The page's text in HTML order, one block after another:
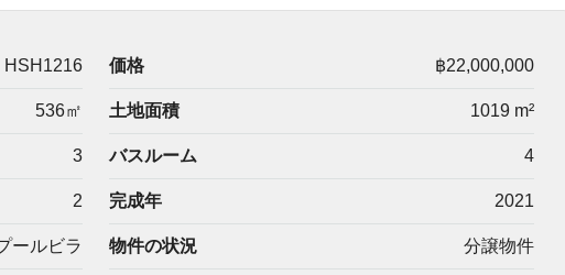
HSH1216 価格 ฿22,000,000
536㎡ 土地面積 1019 m²
3 バスルーム 4
2 完成年 2021
ールビラ 物件の状況 分譲物件